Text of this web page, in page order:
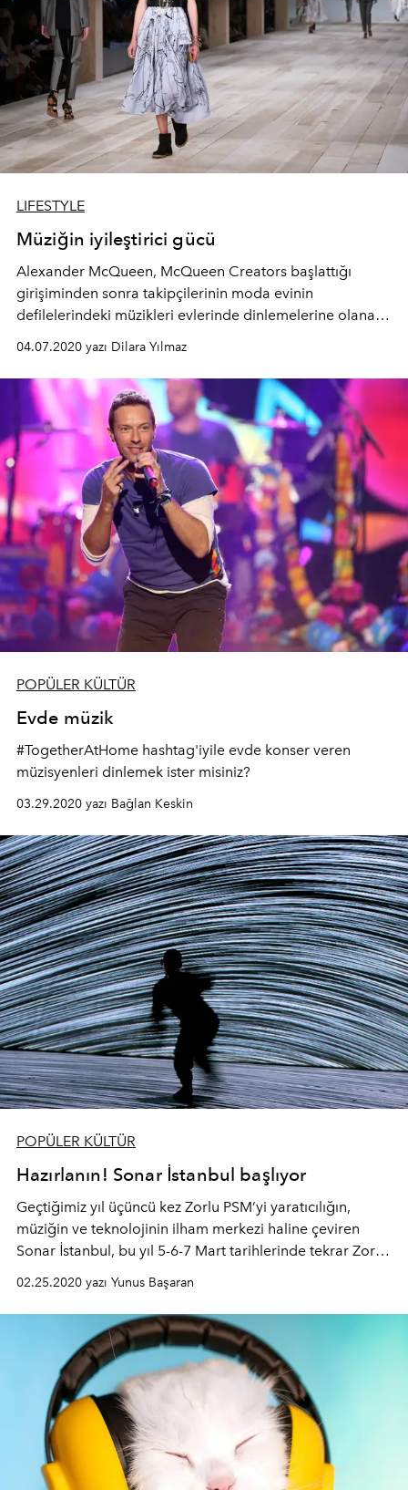
LIFESTYLE
Müziğin iyileştirici gücü
Alexander McQueen, McQueen Creators başlattığı
girişiminden sonra takipçilerinin moda evinin
defilelerindeki müzikleri evlerinde dinlemelerine olanak
tanıyan yeni bir girişimi McQueen Music’i tanıttı.
04.07.2020 yazı Dilara Yılmaz
POPÜLER KÜLTÜR
Evde müzik
#TogetherAtHome hashtag'iyile evde konser veren
müzisyenleri dinlemek ister misiniz?
03.29.2020 yazı Bağlan Keskin
POPÜLER KÜLTÜR
Hazırlanın! Sonar İstanbul başlıyor
Geçtiğimiz yıl üçüncü kez Zorlu PSM’yi yaratıcılığın,
müziğin ve teknolojinin ilham merkezi haline çeviren
Sonar İstanbul, bu yıl 5-6-7 Mart tarihlerinde tekrar Zorlu
02.25.2020 yazı Yunus Başaran